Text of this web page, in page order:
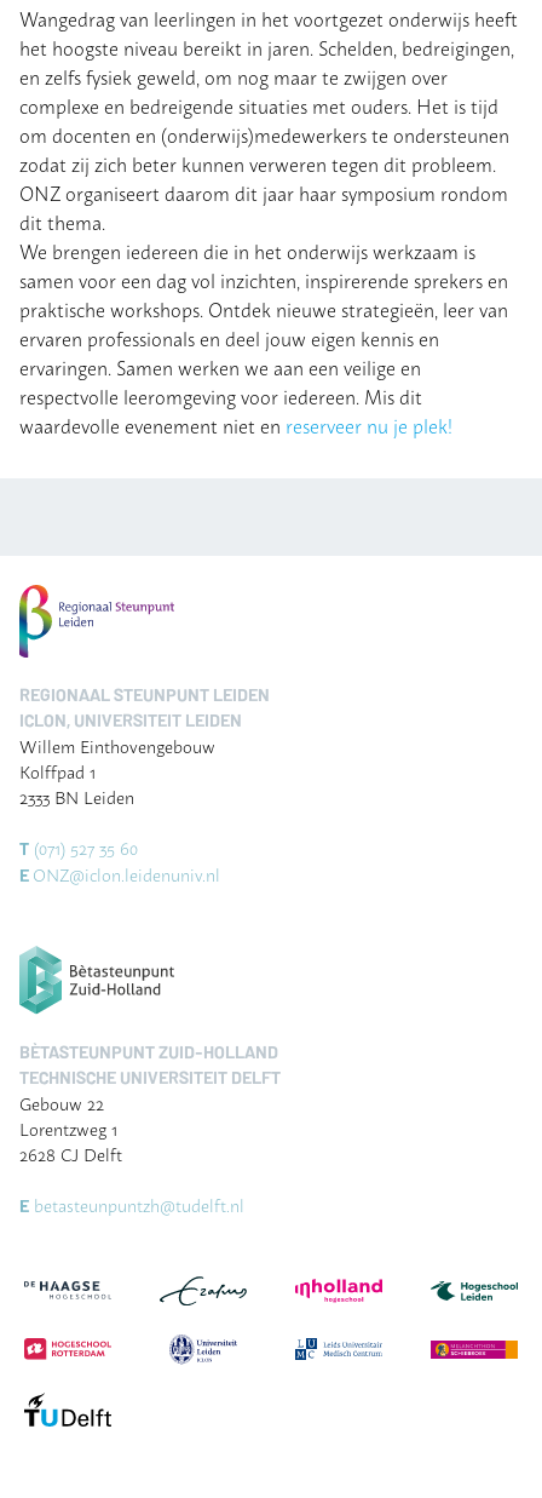
Wangedrag van leerlingen in het voortgezet onderwijs heeft
het hoogste niveau bereikt in jaren. Schelden, bedreigingen,
en zelfs fysiek geweld, om nog maar te zwijgen over
complexe en bedreigende situaties met ouders. Het is tijd
om docenten en (onderwijs)medewerkers te ondersteunen
zodat zij zich beter kunnen verweren tegen dit probleem.
ONZ organiseert daarom dit jaar haar symposium rondom
dit thema.
We brengen iedereen die in het onderwijs werkzaam is
samen voor een dag vol inzichten, inspirerende sprekers en
praktische workshops. Ontdek nieuwe strategieën, leer van
ervaren professionals en deel jouw eigen kennis en
ervaringen. Samen werken we aan een veilige en
respectvolle leeromgeving voor iedereen. Mis dit
waardevolle evenement niet en reserveer nu je plek!
REGIONAAL STEUNPUNT LEIDEN
ICLON, UNIVERSITEIT LEIDEN
Willem Einthovengebouw
Kolffpad 1
2333 BN Leiden
T (071) 527 35 60
E ONZ@iclon.leidenuniv.nl
BÈTASTEUNPUNT ZUID-HOLLAND
TECHNISCHE UNIVERSITEIT DELFT
Gebouw 22
Lorentzweg 1
2628 CJ Delft
E betasteunpuntzh@tudelft.nl